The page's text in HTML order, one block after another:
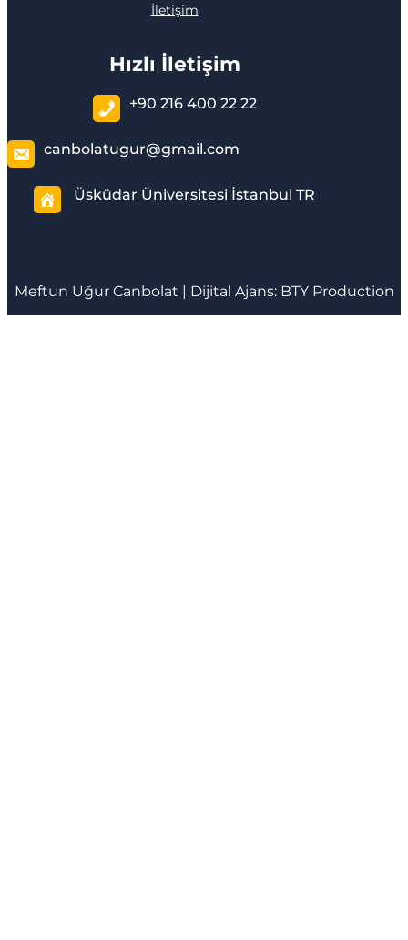
İletişim
Hızlı İletişim
+90 216 400 22 22
canbolatugur@gmail.com
Üsküdar Üniversitesi İstanbul TR
Meftun Uğur Canbolat | Dijital Ajans: BTY Production